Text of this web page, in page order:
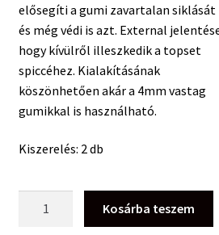
elősegíti a gumi zavartalan siklását
és még védi is azt. External
hogy kívülről illeszkedik a topset
spiccéhez. Kialakításának
köszönhetően akár a 4mm vastag
gumikkal is használható.
Kiszerelés: 2 db
Kosárba teszem